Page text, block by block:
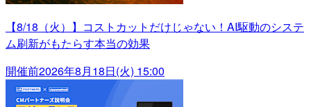
【8/18（火）】コストカットだけじゃない！AI駆動のシステ
ム刷新がもたらす本当の効果
開催前2026年8月18日(火) 15:00